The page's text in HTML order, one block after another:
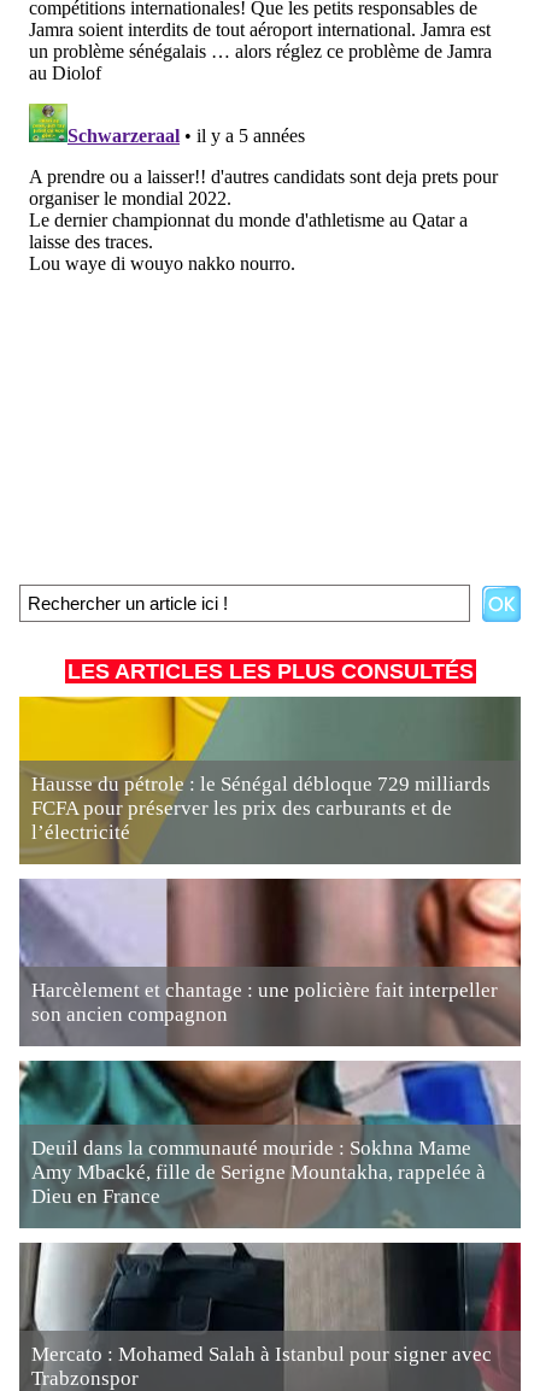
LES ARTICLES LES PLUS CONSULTÉS
Hausse du pétrole : le Sénégal débloque 729 milliards
FCFA pour préserver les prix des carburants et de
l’électricité
Harcèlement et chantage : une policière fait interpeller
son ancien compagnon
Deuil dans la communauté mouride : Sokhna Mame
Amy Mbacké, fille de Serigne Mountakha, rappelée à
Dieu en France
Mercato : Mohamed Salah à Istanbul pour signer avec
Trabzonspor